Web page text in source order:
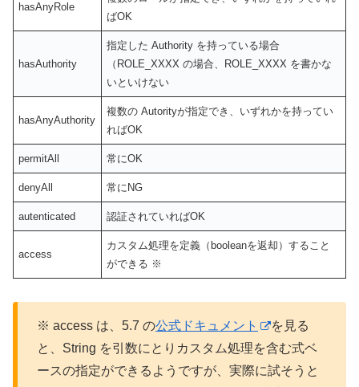
hasAnyRole
ばOK
hasAuthority
指定した Authority を持っている場合
（ROLE_XXXX の場合、ROLE_XXXX を書かな
いといけない
hasAnyAuthority
複数の Autorityが指定でき、いずれかを持ってい
ればOK
permitAll 常にOK
denyAll 常にNG
autenticated 認証されていればOK
access
カスタム処理を定義（booleanを返却）すること
ができる ※
※ access は、5.7 の公式ドキュメント
を見る
と、String を引数にとりカスタム処理を含む式ベ
ースの指定ができるようですが、実際に試そうと